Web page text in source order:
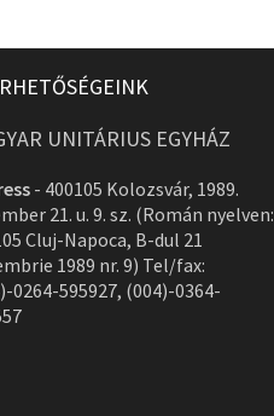
UNITÁRIUS EGYHÁZ
- 400105 Kolozsvár, 1989.
21. u. 9. sz. (Román nyelven:
Cluj-Napoca, B-dul 21
1989 nr. 9) Tel/fax:
0264-595927, (004)-0364-